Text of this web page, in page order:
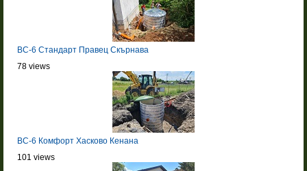
BC-6 Стандарт Правец Скърнава
78 views
BC-6 Комфорт Хасково Кенана
101 views